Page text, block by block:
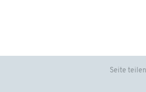
Seite teilen